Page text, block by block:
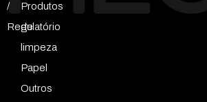
/
Regulatório
Produtos
de
limpeza
Papel
Outros